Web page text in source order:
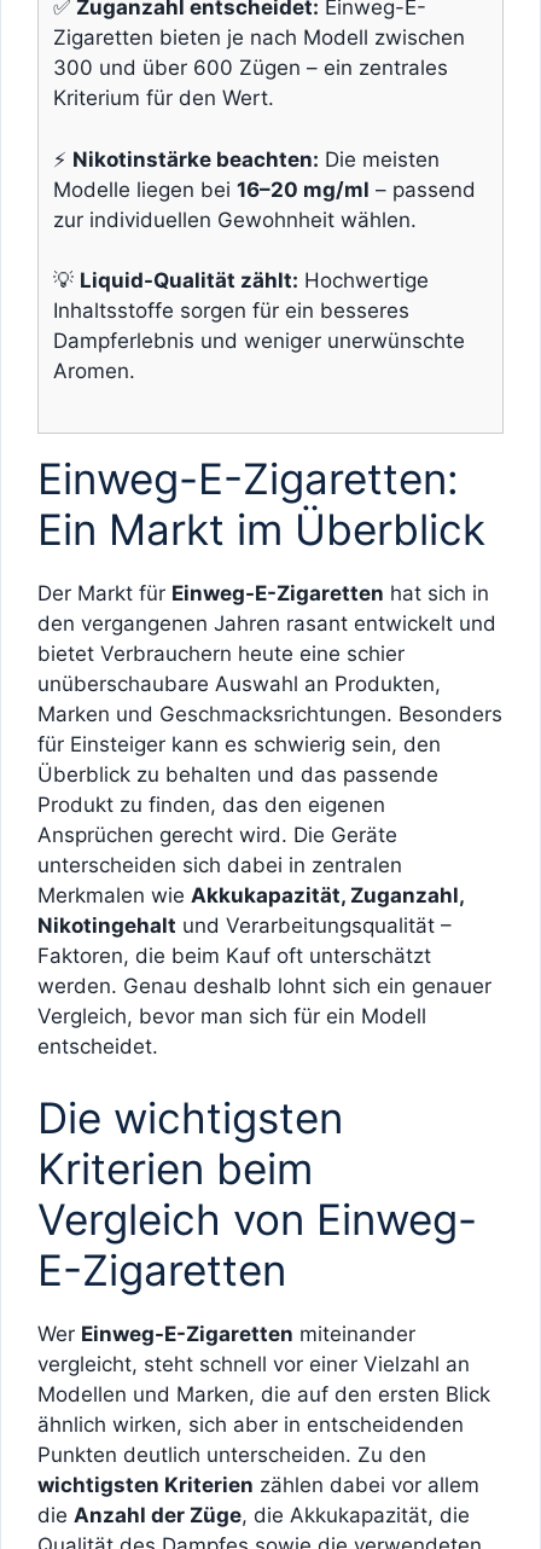
✅ Zuganzahl entscheidet: Einweg-E-
Zigaretten bieten je nach Modell zwischen
300 und über 600 Zügen – ein zentrales
Kriterium für den Wert.
⚡ Nikotinstärke beachten: Die meisten
Modelle liegen bei 16–20 mg/ml – passend
zur individuellen Gewohnheit wählen.
💡 Liquid-Qualität zählt: Hochwertige
Inhaltsstoffe sorgen für ein besseres
Dampferlebnis und weniger unerwünschte
Aromen.
Einweg-E-Zigaretten:
Ein Markt im Überblick
Der Markt für Einweg-E-Zigaretten hat sich in
den vergangenen Jahren rasant entwickelt und
bietet Verbrauchern heute eine schier
unüberschaubare Auswahl an Produkten,
Marken und Geschmacksrichtungen. Besonders
für Einsteiger kann es schwierig sein, den
Überblick zu behalten und das passende
Produkt zu finden, das den eigenen
Ansprüchen gerecht wird. Die Geräte
unterscheiden sich dabei in zentralen
Merkmalen wie Akkukapazität, Zuganzahl,
Nikotingehalt und Verarbeitungsqualität –
Faktoren, die beim Kauf oft unterschätzt
werden. Genau deshalb lohnt sich ein genauer
Vergleich, bevor man sich für ein Modell
entscheidet.
Die wichtigsten
Kriterien beim
Vergleich von Einweg-
E-Zigaretten
Wer Einweg-E-Zigaretten miteinander
vergleicht, steht schnell vor einer Vielzahl an
Modellen und Marken, die auf den ersten Blick
ähnlich wirken, sich aber in entscheidenden
Punkten deutlich unterscheiden. Zu den
wichtigsten Kriterien zählen dabei vor allem
die Anzahl der Züge, die Akkukapazität, die